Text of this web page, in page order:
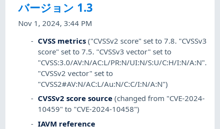
バージョン 1.3
Nov 1, 2024, 3:44 PM
CVSS metrics ("CVSSv2 score" set to 7.8. "CVSSv3
score" set to 7.5. "CVSSv3 vector" set to
"CVSS:3.0/AV:N/AC:L/PR:N/UI:N/S:U/C:H/I:N/A:N".
"CVSSv2 vector" set to
"CVSS2#AV:N/AC:L/Au:N/C:C/I:N/A:N")
CVSSv2 score source (changed from "CVE-2024-
10459" to "CVE-2024-10458")
IAVM reference